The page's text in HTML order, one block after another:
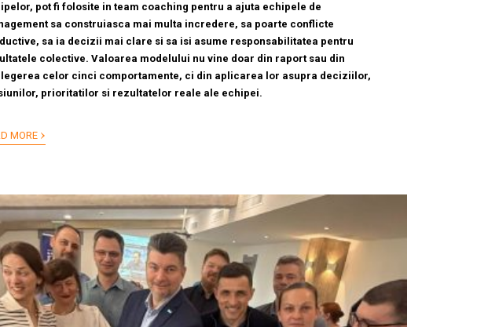
pot fi folosite in team coaching pentru a ajuta echipele de
sa construiasca mai multa incredere, sa poarte conflicte
sa ia decizii mai clare si sa isi asume responsabilitatea pentru
colective. Valoarea modelului nu vine doar din raport sau din
celor cinci comportamente, ci din aplicarea lor asupra deciziilor,
prioritatilor si rezultatelor reale ale echipei.
MORE ›